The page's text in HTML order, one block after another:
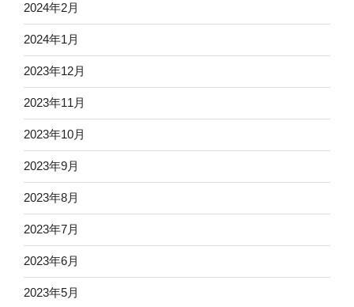
2024年2月
2024年1月
2023年12月
2023年11月
2023年10月
2023年9月
2023年8月
2023年7月
2023年6月
2023年5月